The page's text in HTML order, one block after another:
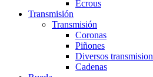
Ecrous
Transmisión
Transmisión
Coronas
Piñones
Diversos transmision
Cadenas